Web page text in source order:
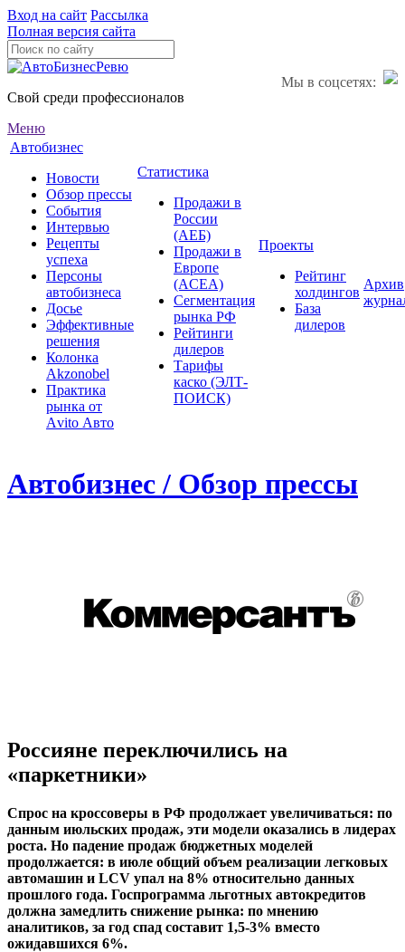
Вход на сайт Рассылка
Полная версия сайта
Мы в соцсетях:
Свой среди профессионалов
Меню
Автобизнес
Новости
Обзор прессы
События
Интервью
Рецепты
успеха
Персоны
автобизнеса
Досье
Эффективные
решения
Колонка
Akzonobel
Практика
рынка от
Аvito Авто
Статистика
Продажи в
России
(АЕБ)
Продажи в
Европе
(ACEA)
Сегментация
рынка РФ
Рейтинги
дилеров
Тарифы
каско (ЭЛТ-
ПОИСК)
Проекты
Рейтинг
холдингов
База
дилеров
Архив
Автобизнес / Обзор прессы
Россияне переключились на
«паркетники»
Спрос на кроссоверы в РФ продолжает увеличиваться: по
данным июльских продаж, эти модели оказались в лидерах
роста. Но падение продаж бюджетных моделей
продолжается: в июле общий объем реализации легковых
автомашин и LCV упал на 8% относительно данных
прошлого года. Госпрограмма льготных автокредитов
должна замедлить снижение рынка: по мнению
аналитиков, за год спад составит 1,5-3% вместо
ожидавшихся 6%.